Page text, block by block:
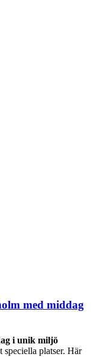
med middag
i unik miljö
speciella platser. Här